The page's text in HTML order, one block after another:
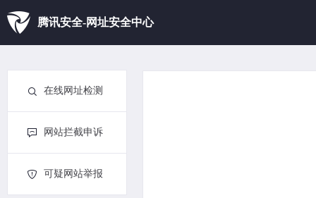
腾讯安全-网址安全中心
在线网址检测
网站拦截申诉
可疑网站举报